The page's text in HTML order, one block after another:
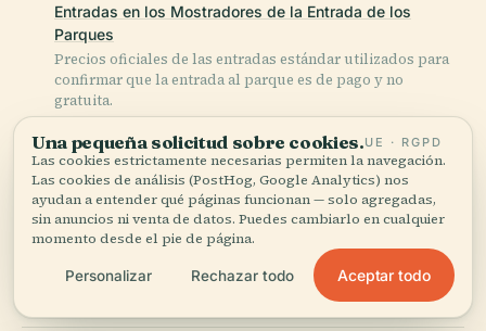
Entradas en los Mostradores de la Entrada de los
Parques
Precios oficiales de las entradas estándar utilizados para
confirmar que la entrada al parque es de pago y no
gratuita.
Preguntas Frecuentes de Disneyland Paris - Disney
Village es Gratis
Confirmación oficial de que la entrada a Disney Village es
generalmente gratuita, aunque los parques temáticos no lo
sean.
Una pequeña solicitud sobre cookies.UE · RGPD
Las cookies estrictamente necesarias permiten la navegación.
Las cookies de análisis (PostHog, Google Analytics) nos
ayudan a entender qué páginas funcionan — solo agregadas,
sin anuncios ni venta de datos. Puedes cambiarlo en cualquier
momento desde el pie de página.
Personalizar Rechazar todo Aceptar todo